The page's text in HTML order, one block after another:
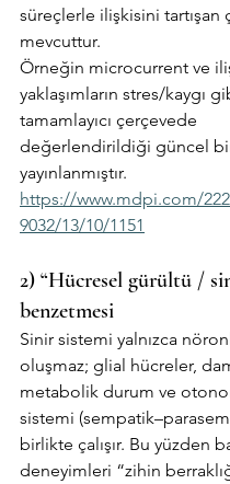
süreçlerle ilişkisini tartışan
mevcuttur.
Örneğin microcurrent ve
yaklaşımların stres/kaygı
tamamlayıcı çerçevede
değerlendirildiği güncel
yayınlanmıştır.
https://www.mdpi.com/
9032/13/10/1151
2) “Hücresel gürültü /
benzetmesi
Sinir sistemi yalnızca
oluşmaz; glial hücreler,
metabolik durum ve
sistemi
birlikte çalışır. Bu yüzden
deneyimleri “zihin